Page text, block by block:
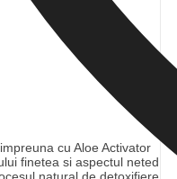
cu Aloe Activator
finetea si aspectul neted